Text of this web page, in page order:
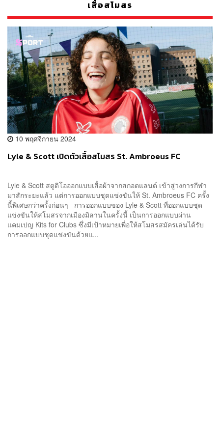
เสื้อสโมสร
10 พฤศจิกายน 2024
Lyle & Scott เปิดตัวเสื้อสโมสร St. Ambroeus FC
Lyle & Scott สตูดิโอออกแบบเสื้อผ้าจากสกอตแลนด์ เข้าสู่วงการกีฬา
มาสักระยะแล้ว แต่การออกแบบชุดแข่งขันให้ St. Ambroeus FC ครั้ง
นี้พิเศษกว่าครั้งก่อนๆ การออกแบบของ Lyle & Scott ที่ออกแบบชุด
แข่งขันให้สโมสรจากเมืองมิลานในครั้งนี้ เป็นการออกแบบผ่าน
แคมเปญ Kits for Clubs ซึ่งมีเป้าหมายเพื่อให้สโมสรสมัครเล่นได้รับ
การออกแบบชุดแข่งขันด้วยแ...